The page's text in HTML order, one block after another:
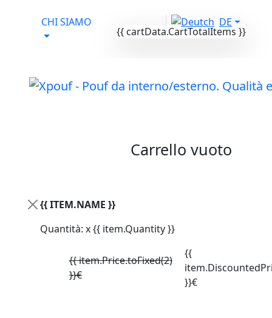
{{ cartData.CartTotalItems }}
Carrello vuoto
{{ ITEM.NAME }}
Quantità: x {{ item.Quantity }}
{{ item.Price.toFixed(2)
}}€
{{
}}€
CHI SIAMO DE
Attivo da lun-ven
PRODOTTI/Active Memory Pouf
X-SHARK